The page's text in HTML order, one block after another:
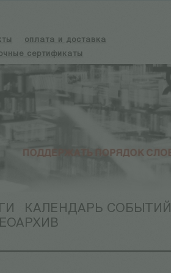
оплата и доставка
сертификаты
КАЛЕНДАРЬ СОБЫТИЙ